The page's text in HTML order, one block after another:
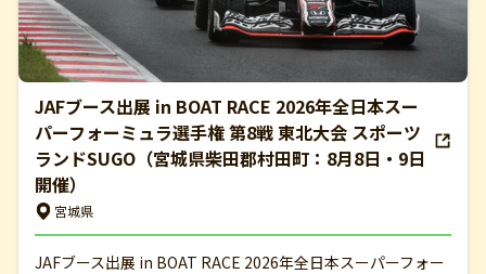
JAFブース出展 in BOAT RACE 2026年全日本スー
パーフォーミュラ選手権 第8戦 東北大会 スポーツ
ランドSUGO（宮城県柴田郡村田町：8月8日・9日
開催）
宮城県
JAFブース出展 in BOAT RACE 2026年全日本スーパーフォー